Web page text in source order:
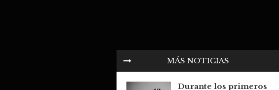
MÁS NOTICIAS
Durante los primeros